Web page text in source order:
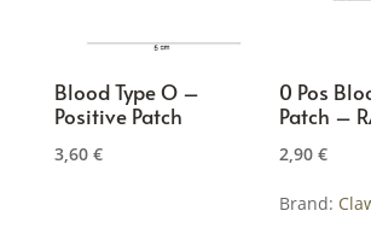
auf
der
Produktseite
Blood Type O –
Positive Patch
3,60 €
0 Pos
Patch –
2,90€
Brand: